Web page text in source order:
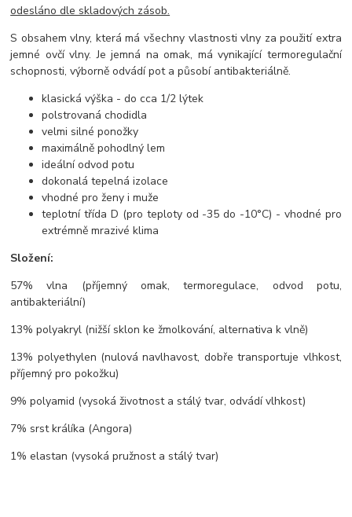
odesláno dle skladových zásob.
S obsahem vlny, která má všechny vlastnosti vlny za použití extra
jemné ovčí vlny. Je jemná na omak, má vynikající termoregulační
schopnosti, výborně odvádí pot a působí antibakteriálně.
klasická výška - do cca 1/2 lýtek
polstrovaná chodidla
velmi silné ponožky
maximálně pohodlný lem
ideální odvod potu
dokonalá tepelná izolace
vhodné pro ženy i muže
teplotní třída D (pro teploty od -35 do -10°C) - vhodné pro
extrémně mrazivé klima
Složení:
57% vlna (příjemný omak, termoregulace, odvod potu,
antibakteriální)
13% polyakryl (nižší sklon ke žmolkování, alternativa k vlně)
13% polyethylen (nulová navlhavost, dobře transportuje vlhkost,
příjemný pro pokožku)
9% polyamid (vysoká životnost a stálý tvar, odvádí vlhkost)
7% srst králíka (Angora)
1% elastan (vysoká pružnost a stálý tvar)